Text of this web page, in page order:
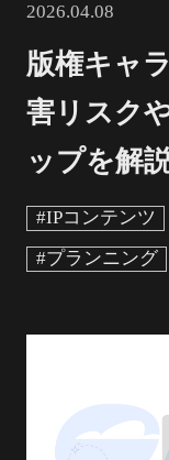
2026.04.08
版権キャ
害リスク
ップを解
#IPコンテンツ
#プランニング